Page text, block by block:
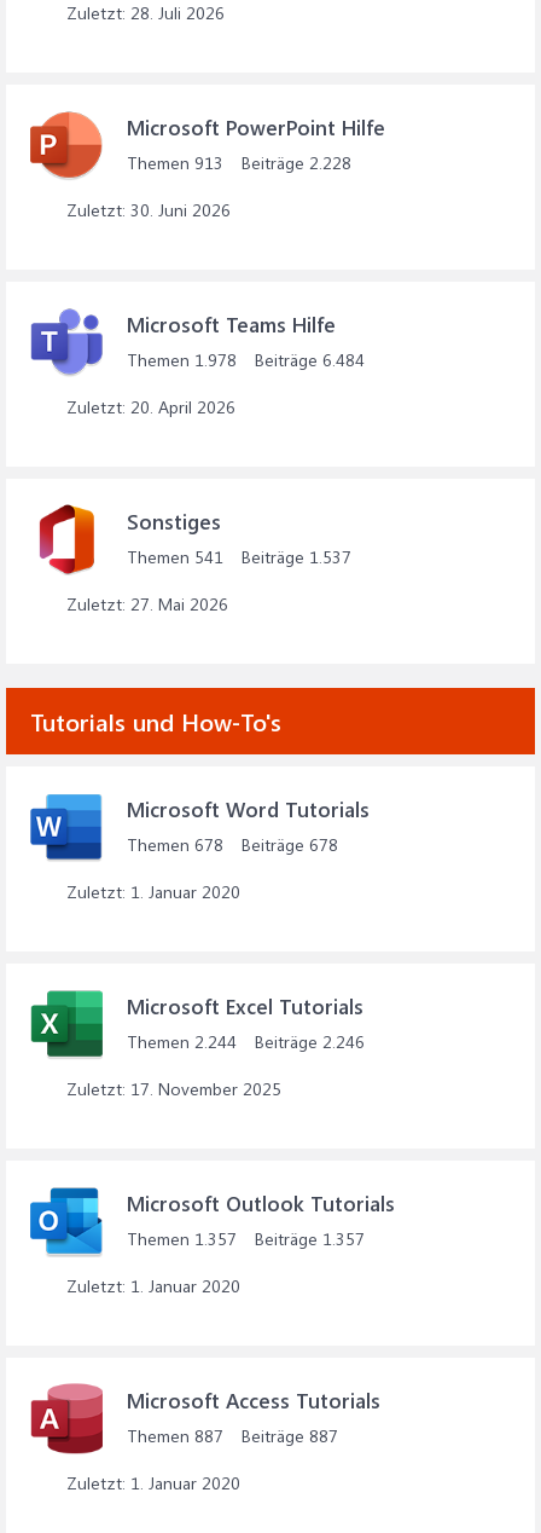
28. Juli 2026
Microsoft PowerPoint Hilfe
Themen 913 Beiträge 2.228
30. Juni 2026
Microsoft Teams Hilfe
Themen 1.978 Beiträge 6.484
20. April 2026
Sonstiges
Themen 541 Beiträge 1.537
27. Mai 2026
Tutorials und How-To's
Microsoft Word Tutorials
Themen 678 Beiträge 678
1. Januar 2020
Microsoft Excel Tutorials
Themen 2.244 Beiträge 2.246
17. November 2025
Microsoft Outlook Tutorials
Themen 1.357 Beiträge 1.357
1. Januar 2020
Microsoft Access Tutorials
Themen 887 Beiträge 887
1. Januar 2020